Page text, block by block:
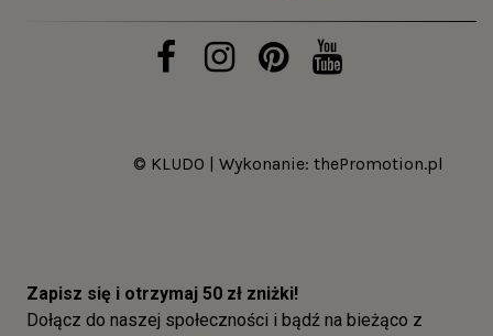
© KLUDO | Wykonanie: thePromotion.pl